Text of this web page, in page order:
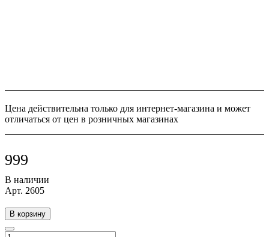
Цена действительна только для интернет-магазина и может
отличаться от цен в розничных магазинах
999
В наличии
Арт. 2605
В корзину